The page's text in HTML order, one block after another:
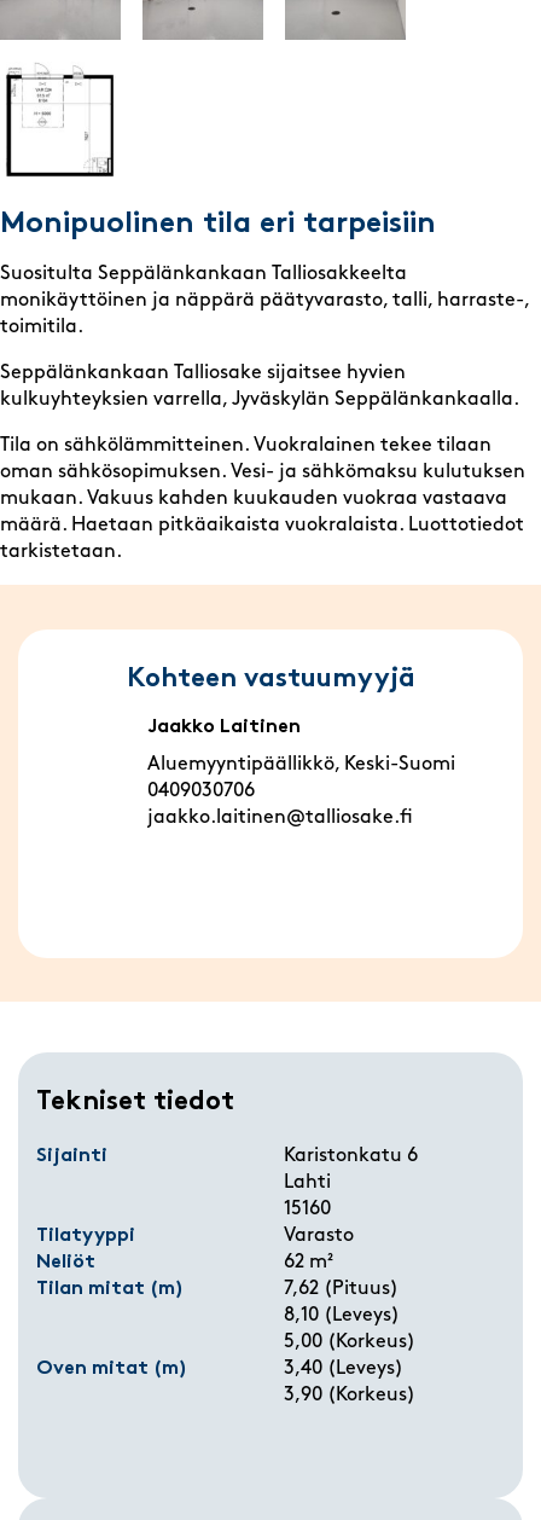
Monipuolinen tila eri tarpeisiin
Suositulta Seppälänkankaan Talliosakkeelta
monikäyttöinen ja näppärä päätyvarasto, talli, harraste-,
toimitila.
Seppälänkankaan Talliosake sijaitsee hyvien
kulkuyhteyksien varrella, Jyväskylän Seppälänkankaalla.
Tila on sähkölämmitteinen. Vuokralainen tekee tilaan
oman sähkösopimuksen. Vesi- ja sähkömaksu kulutuksen
mukaan. Vakuus kahden kuukauden vuokraa vastaava
määrä. Haetaan pitkäaikaista vuokralaista. Luottotiedot
tarkistetaan.
Kohteen vastuumyyjä
Jaakko Laitinen
Aluemyyntipäällikkö, Keski-Suomi
0409030706
jaakko.laitinen@talliosake.fi
Tekniset tiedot
Sijainti
Karistonkatu 6
Lahti
15160
Tilatyyppi
Varasto
Neliöt
62 m²
Tilan mitat (m)
7,62 (Pituus)
8,10 (Leveys)
5,00 (Korkeus)
Oven mitat (m)
3,40 (Leveys)
3,90 (Korkeus)